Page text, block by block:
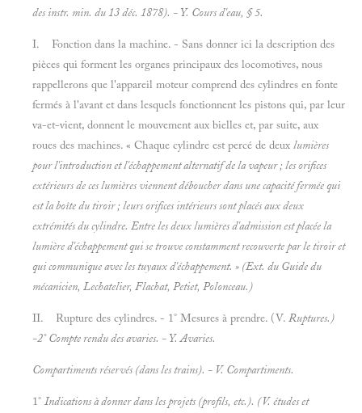
des instr. min. du 13 déc. 1878). - Y. Cours d'eau, § 5.
I. Fonction dans la machine. - Sans donner ici la description des
pièces qui forment les organes principaux des locomotives, nous
rappellerons que l'appareil moteur comprend des cylindres en fonte
fermés à l'avant et dans lesquels fonctionnent les pistons qui, par leur
va-et-vient, donnent le mouvement aux bielles et, par suite, aux
roues des machines. « Chaque cylindre est percé de deux lumières
pour l'introduction et l'échappement alternatif de la vapeur ; les orifices
extérieurs de ces lumières viennent déboucher dans une capacité fermée qui
est laboîte du tiroir ; leurs orifices intérieurs sont placés aux deux
extrémités du cylindre. Entre les deux lumières d'admission est placée la
lumière d'échappement qui se trouve constamment recouverte par le tiroir et
qui communique avec les tuyaux d'échappement. » (Ext. du Guide du
mécanicien, Lechatelier, Flachat, Petiet, Polonceau.)
II. Rupture des cylindres. - 1° Mesures à prendre. (V. Ruptures.)
-2° Compte rendu des avaries. - Y.Avaries.
Compartiments réservés (dans les trains). - V. Compartiments.
1° Indications à donner dans les projets (profils, etc.). (V.études et